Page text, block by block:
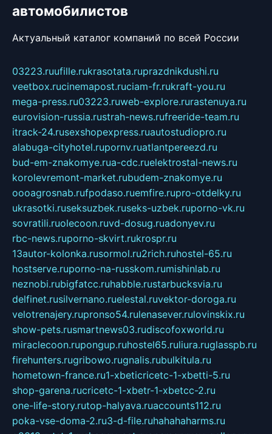
автомобилистов
Актуальный каталог компаний по всей России
03223.ruufille.rukrasotata.ruprazdnikdushi.ru
veetbox.rucinemapost.ruciam-fr.rukraft-you.ru
mega-press.ru03223.ruweb-explore.rurastenuya.ru
eurovision-russia.rustrah-news.rufreeride-team.ru
itrack-24.rusexshopexpress.ruautostudiopro.ru
alabuga-cityhotel.rupornv.ruatlantpereezd.ru
bud-em-znakomye.rua-cdc.ruelektrostal-news.ru
korolevremont-market.rubudem-znakomye.ru
oooagrosnab.rufpodaso.ruemfire.rupro-otdelky.ru
ukrasotki.ruseksuzbek.ruseks-uzbek.ruporno-vk.ru
sovratili.ruolecoon.ruvd-dosug.ruadonyev.ru
rbc-news.ruporno-skvirt.rukrospr.ru
13autor-kolonka.rusormol.ru2rich.ruhostel-65.ru
hostserve.ruporno-na-russkom.rumishinlab.ru
neznobi.rubigfatcc.ruhabble.rustarbucksvia.ru
delfinet.rusilvernano.ruelestal.ruvektor-doroga.ru
velotrenajery.rupronso54.rulenasever.rulovinskix.ru
show-pets.rusmartnews03.rudiscofoxworld.ru
miraclecoon.rupongup.ruhostel65.ruliura.ruglasspb.ru
firehunters.rugribowo.rugnalis.rubulkitula.ru
hometown-france.ru1-xbeticricetc-1-xbetti-5.ru
shop-garena.rucricetc-1-xbetr-1-xbetcc-2.ru
one-life-story.rutop-halyava.ruaccounts112.ru
poka-vse-doma-2.ru3-d-file.ruhahahaharms.ru